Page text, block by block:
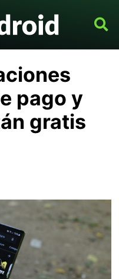
pago y
gratis